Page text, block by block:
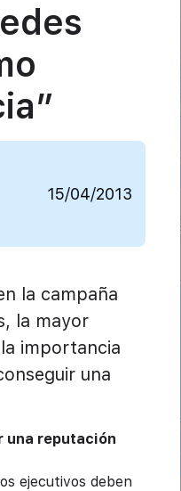
15/04/2013
la campaña
la mayor
importancia
una
una reputación
ejecutivos deben